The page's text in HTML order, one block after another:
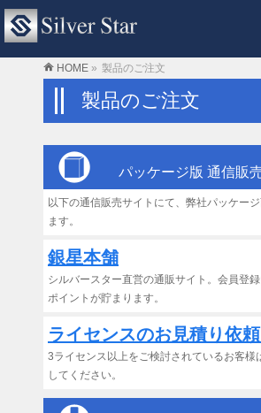
HOME » 製品のご注文
製品のご注文
パッケージ版 通信販
以下の通信販売サイトにて、弊社パッケー
ます。
銀星本舗
シルバースター直営の通販サイト。会員登
ポイントが貯まります。
ライセンスのお見積り依
3ライセンス以上をご検討されているお客様
してください。